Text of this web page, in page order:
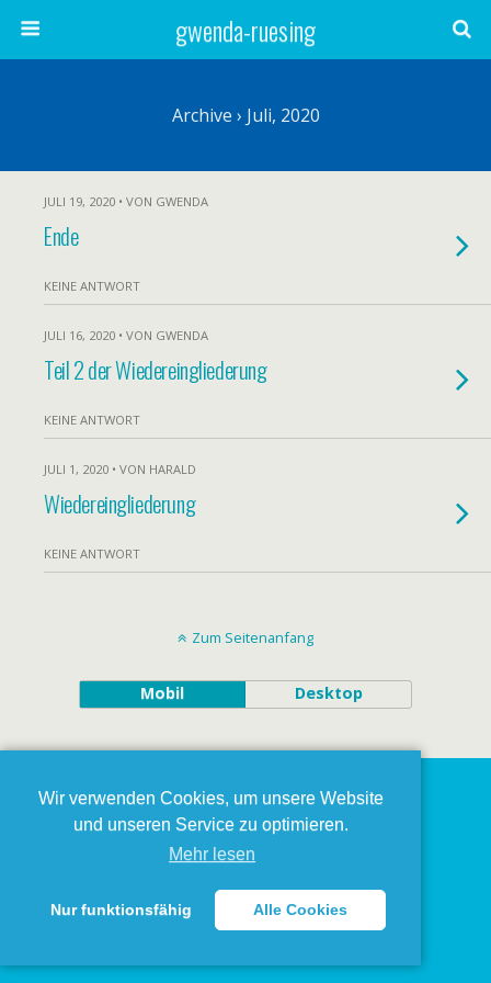
Wir verwenden Cookies, um unsere Website
und unseren Service zu optimieren.
Mehr lesen
Nur funktionsfähig Alle Cookies
gwenda-ruesing
Archive › Juli, 2020
JULI 19, 2020 • VON GWENDA
Ende
KEINE ANTWORT
JULI 16, 2020 • VON GWENDA
Teil 2 der Wiedereingliederung
KEINE ANTWORT
JULI 1, 2020 • VON HARALD
Wiedereingliederung
KEINE ANTWORT
Zum Seitenanfang
Mobil Desktop